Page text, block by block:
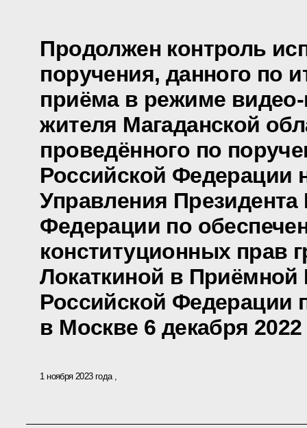
Продолжен контроль
поручения, данного по
приёма в режиме
жителя Магаданской
проведённого по
Российской Федерации
Управления Президента
Федерации по
конституционных прав
Локаткиной в Приёмной
Российской Федерации
в Москве 6 декабря 2022
1 ноября 2023 года